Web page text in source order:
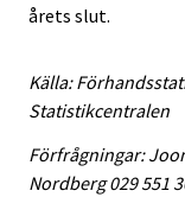
årets slut.
Källa:
Statistikcentralen
Förfrågningar:
Nordberg 029 551